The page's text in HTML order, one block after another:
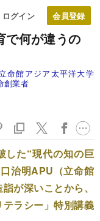
ログイン
で何が違うの
命館アジア太平洋大学
創業者
した“現代の知の巨
治明APU（立命館
が深いことから、
ラシー」特別講義